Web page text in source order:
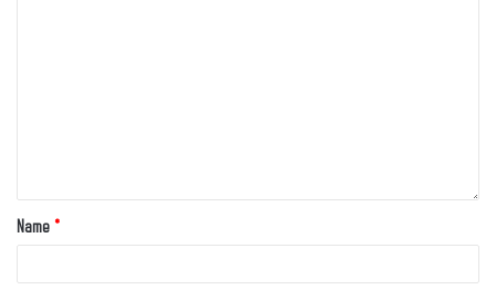
Name *